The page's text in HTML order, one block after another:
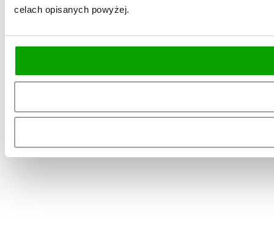
celach opisanych powyżej.